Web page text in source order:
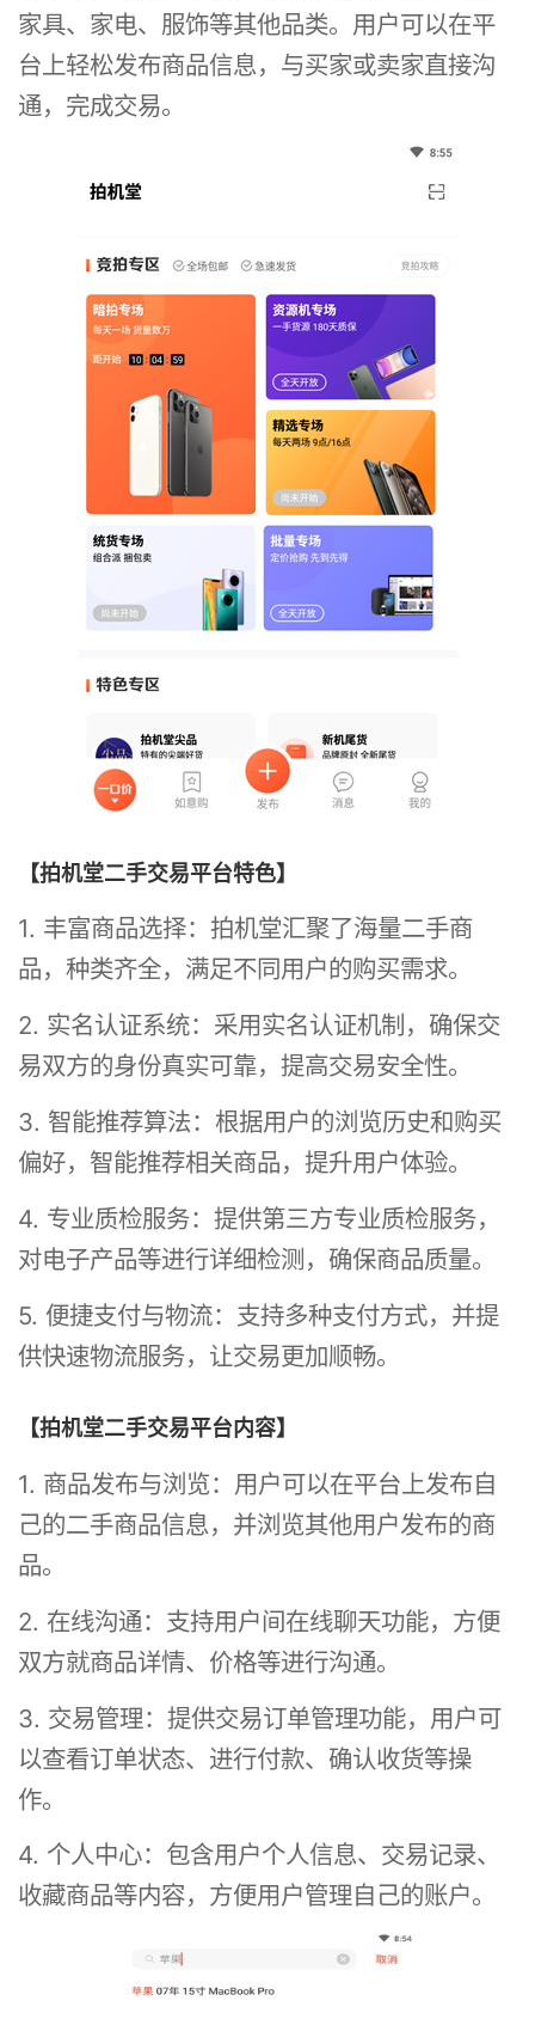
家具、家电、服饰等其他品类。用户可以在平
台上轻松发布商品信息，与买家或卖家直接沟
通，完成交易。
【拍机堂二手交易平台特色】
1. 丰富商品选择：拍机堂汇聚了海量二手商
品，种类齐全，满足不同用户的购买需求。
2. 实名认证系统：采用实名认证机制，确保交
易双方的身份真实可靠，提高交易安全性。
3. 智能推荐算法：根据用户的浏览历史和购买
偏好，智能推荐相关商品，提升用户体验。
4. 专业质检服务：提供第三方专业质检服务，
对电子产品等进行详细检测，确保商品质量。
5. 便捷支付与物流：支持多种支付方式，并提
供快速物流服务，让交易更加顺畅。
【拍机堂二手交易平台内容】
1. 商品发布与浏览：用户可以在平台上发布自
己的二手商品信息，并浏览其他用户发布的商
品。
2. 在线沟通：支持用户间在线聊天功能，方便
双方就商品详情、价格等进行沟通。
3. 交易管理：提供交易订单管理功能，用户可
以查看订单状态、进行付款、确认收货等操
作。
4. 个人中心：包含用户个人信息、交易记录、
收藏商品等内容，方便用户管理自己的账户。